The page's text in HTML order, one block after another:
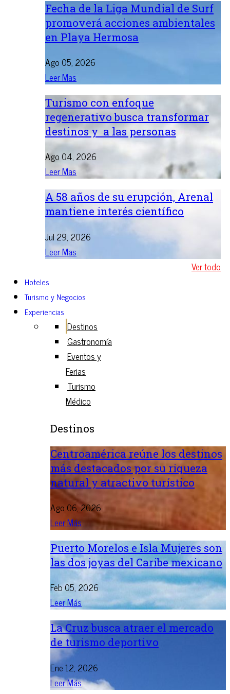
Fecha de la Liga Mundial de Surf
promoverá acciones ambientales
en Playa Hermosa
Ago 05, 2026
Leer Mas
Turismo con enfoque
regenerativo busca transformar
destinos y a las personas
Ago 04, 2026
Leer Mas
A 58 años de su erupción, Arenal
mantiene interés científico
Jul 29, 2026
Leer Mas
Ver todo
Hoteles
Turismo y Negocios
Experiencias
Destinos
Gastronomía
Eventos y
Ferias
Turismo
Médico
Destinos
Centroamérica reúne los destinos
más destacados por su riqueza
natural y atractivo turístico
Ago 06, 2026
Leer Más
Puerto Morelos e Isla Mujeres son
las dos joyas del Caribe mexicano
Feb 05, 2026
Leer Más
La Cruz busca atraer el mercado
de turismo deportivo
Ene 12, 2026
Leer Más